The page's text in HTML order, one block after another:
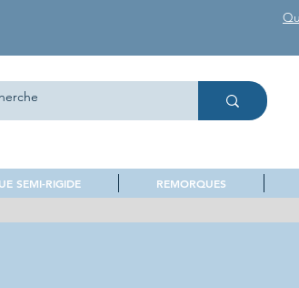
SEMI-RIGIDE REMORQUES